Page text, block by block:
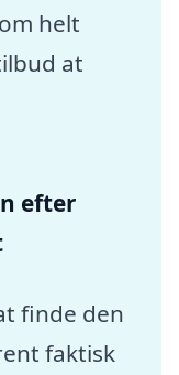
helt
at
efter
finde den
faktisk